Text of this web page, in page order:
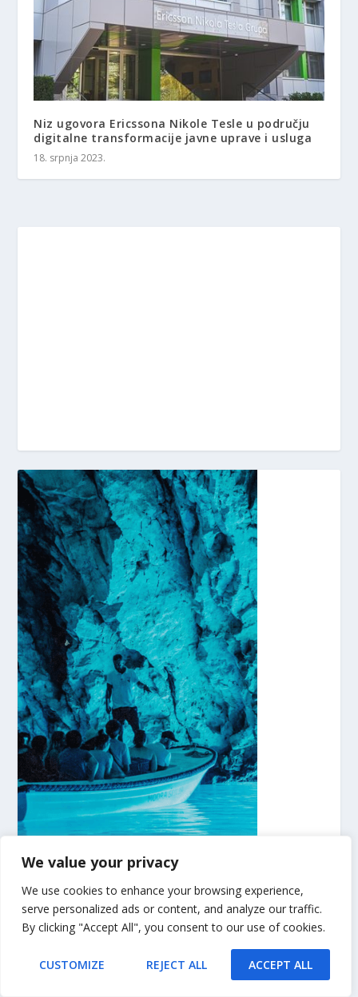
We value your privacy
We use cookies to enhance your browsing experience,
serve personalized ads or content, and analyze our traffic.
By clicking "Accept All", you consent to our use of cookies.
CUSTOMIZE REJECT ALL ACCEPT ALL
Niz ugovora Ericssona Nikole Tesle u području
digitalne transformacije javne uprave i usluga
18. srpnja 2023.
Blue Cave Tour Trogir Boat Trips Trogir Blue Lagoon
NAJNOVIJE